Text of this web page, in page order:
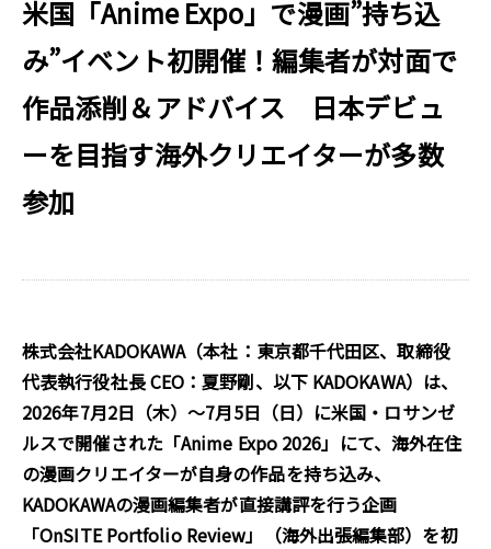
米国「Anime Expo」で漫画”持ち込
み”イベント初開催！編集者が対面で
作品添削＆アドバイス 日本デビュ
ーを目指す海外クリエイターが多数
参加
株式会社KADOKAWA（本社：東京都千代田区、取締役
代表執行役社長 CEO：夏野剛、以下 KADOKAWA）は、
2026年7月2日（木）～7月5日（日）に米国・ロサンゼ
ルスで開催された「Anime Expo 2026」にて、海外在住
の漫画クリエイターが自身の作品を持ち込み、
KADOKAWAの漫画編集者が直接講評を行う企画
「OnSITE Portfolio Review」（海外出張編集部）を初